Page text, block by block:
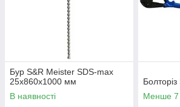
Бур S&R Meister SDS-max
25x860x1000 мм
В наявності
Менше 7